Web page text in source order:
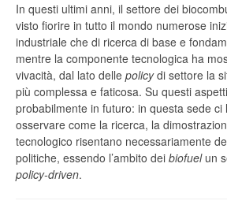
In questi ultimi anni, il settore dei
visto fiorire in tutto il mondo numerose
industriale che di ricerca di base e
mentre la componente tecnologica ha
vivacità, dal lato delle policydi settore la
più complessa e faticosa. Su questi
probabilmente in futuro: in questa sede ci
osservare come la ricerca, la
tecnologico risentano necessariamente
politiche, essendo l’ambito dei biofuelun
policy-driven.